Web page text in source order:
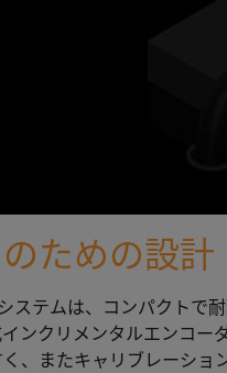
ための設計
ステムは、コンパクトで
ンクリメンタルエンコー
、またキャリブレーショ